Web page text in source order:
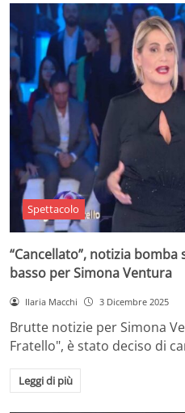
Spettacolo
“Cancellato”, notizia
basso per Simona Ventura
Ilaria Macchi 3 Dicembre 2025
Brutte notizie per Simona
Fratello", è stato deciso di
Leggi di più